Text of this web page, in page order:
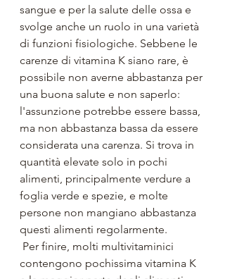
sangue e per la salute delle ossa e
svolge anche un ruolo in una varietà
di funzioni fisiologiche. Sebbene le
carenze di vitamina K siano rare, è
possibile non averne abbastanza per
una buona salute e non saperlo:
l'assunzione potrebbe essere bassa,
ma non abbastanza bassa da essere
considerata una carenza. Si trova in
quantità elevate solo in pochi
alimenti, principalmente verdure a
foglia verde e spezie, e molte
persone non mangiano abbastanza
questi alimenti regolarmente.
contengono pochissima vitamina K